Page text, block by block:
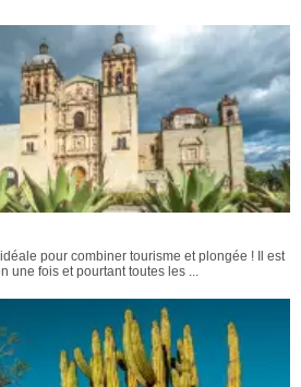
pour combiner tourisme et plongée ! Il est
fois et pourtant toutes les ...